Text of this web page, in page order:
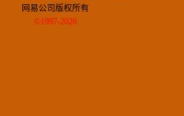
网易公司版权所有
©1997-2026